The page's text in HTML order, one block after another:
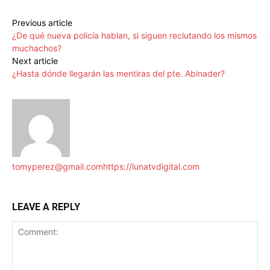
Previous article
¿De qué nueva policía hablan, si siguen reclutando los mismos
muchachos?
Next article
¿Hasta dónde llegarán las mentiras del pte. Abinader?
tomyperez@gmail.comhttps://lunatvdigital.com
LEAVE A REPLY